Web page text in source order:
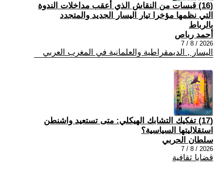
(16) قبسات من النقاش الذي أعقب مداخلات الندوة
التي نظمها مؤخرا تيار اليسار الجديد والمتجدد
بالرباط
أحمد رباص
2026 / 8 / 7
اليسار , الديمقراطية والعلمانية في المغرب العربي
(17) تفكيك التشابك الهيكلي: متى تستعيد واشنطن
استقلاليتها السياسية؟
سلطان الحربي
2026 / 8 / 7
قضايا ثقافية